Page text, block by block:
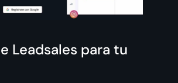
Leadsales para tu